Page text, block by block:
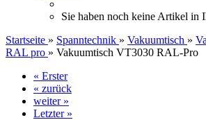
Sie haben noch keine Artikel in
Startseite » Spanntechnik » Vakuumtisch »
RAL pro » Vakuumtisch VT3030 RAL-Pro
« Erster
« zurück
weiter »
Letzter »